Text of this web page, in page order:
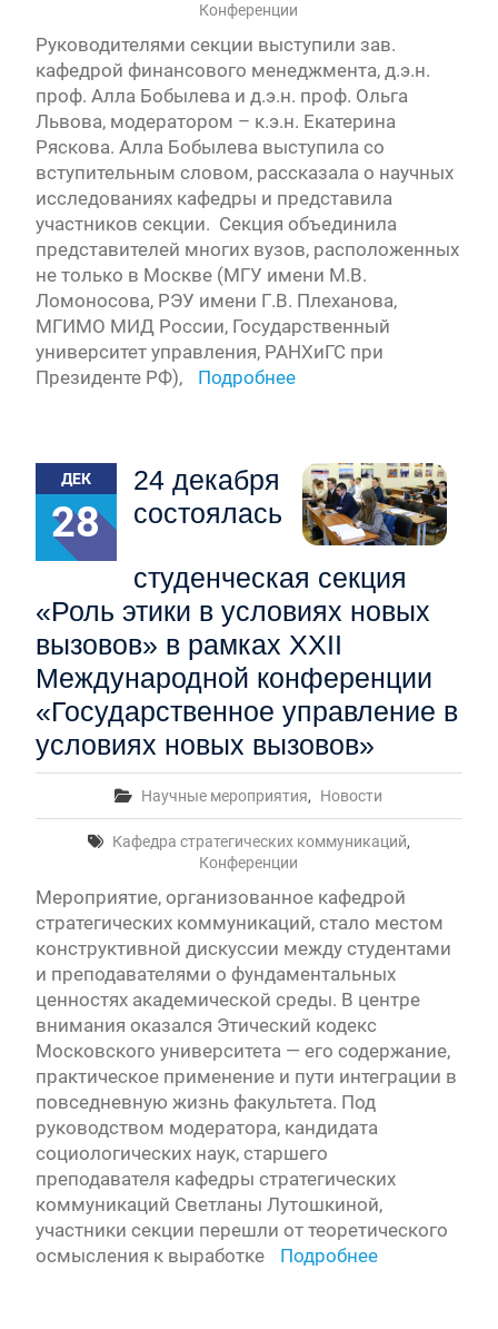
Конференции
Руководителями секции выступили зав.
кафедрой финансового менеджмента, д.э.н.
проф. Алла Бобылева и д.э.н. проф. Ольга
Львова, модератором – к.э.н. Екатерина
Ряскова. Алла Бобылева выступила со
вступительным словом, рассказала о научных
исследованиях кафедры и представила
участников секции. Секция объединила
представителей многих вузов, расположенных
не только в Москве (МГУ имени М.В.
Ломоносова, РЭУ имени Г.В. Плеханова,
МГИМО МИД России, Государственный
университет управления, РАНХиГС при
Президенте РФ),
Подробнее
ДЕК
28
24 декабря
состоялась
студенческая секция
«Роль этики в условиях новых
вызовов» в рамках XXII
Международной конференции
«Государственное управление в
условиях новых вызовов»
Научные мероприятия, Новости
Кафедра стратегических коммуникаций,
Конференции
Мероприятие, организованное кафедрой
стратегических коммуникаций, стало местом
конструктивной дискуссии между студентами
и преподавателями о фундаментальных
ценностях академической среды. В центре
внимания оказался Этический кодекс
Московского университета — его содержание,
практическое применение и пути интеграции в
повседневную жизнь факультета. Под
руководством модератора, кандидата
социологических наук, старшего
преподавателя кафедры стратегических
коммуникаций Светланы Лутошкиной,
участники секции перешли от теоретического
осмысления к выработке
Подробнее